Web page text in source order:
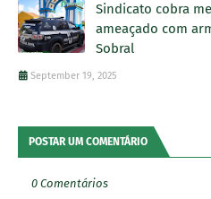
Sindicato cobra
ameaçado com
Sobral
September 19, 2025
POSTAR UM COMENTÁRIO
0 Comentários